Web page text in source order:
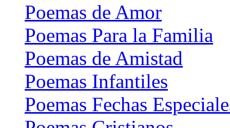
Poemas de Amor
Poemas Para la Familia
Poemas de Amistad
Poemas Infantiles
Poemas Fechas